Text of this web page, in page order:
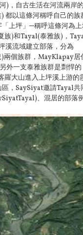
)，自古生活在河流兩岸
都以這條河稱呼自己的族
上坪」─稱呼這條河為上
)和Tayal(泰雅族)，
溪流域建立部落 ，分為
兩個族群，MayKlapay居
外一支泰雅族群是剽悍的
羅大山進入上坪溪上游的
，SaySiyat邀請Tayal共
、混居的部落